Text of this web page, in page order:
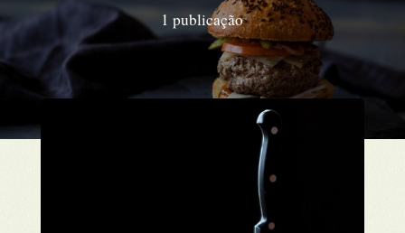
1 publicação